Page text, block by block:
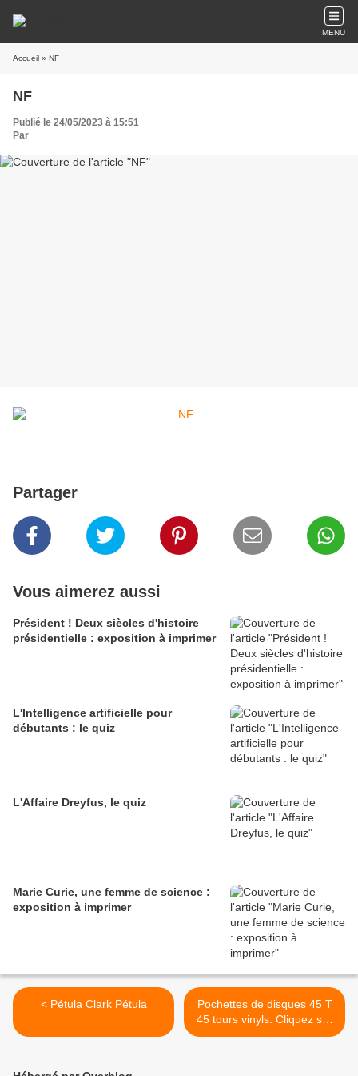
MENU
Accueil » NF
NF
Publié le 24/05/2023 à 15:51
Par
Partager
Vous aimerez aussi
Président ! Deux siècles d'histoire
présidentielle : exposition à imprimer
L'Intelligence artificielle pour
débutants : le quiz
L'Affaire Dreyfus, le quiz
Marie Curie, une femme de science :
exposition à imprimer
< Pétula Clark Pétula
Pochettes de disques 45 T
45 tours vinyls. Cliquez sur
le lien ci-dessous : >